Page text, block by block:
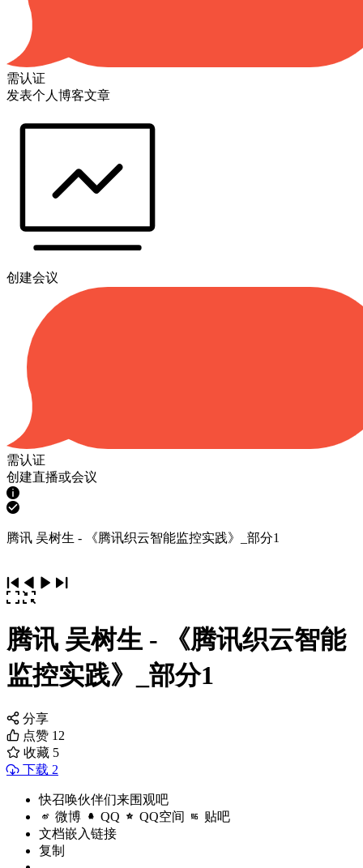
需认证
发表个人博客文章
创建会议
需认证
创建直播或会议
腾讯 吴树生 - 《腾讯织云智能监控实践》_部分1
腾讯 吴树生 - 《腾讯织云智能
监控实践》_部分1
分享
点赞 12
收藏 5
下载 2
快召唤伙伴们来围观吧
微博 QQ QQ空间 贴吧
文档嵌入链接
复制